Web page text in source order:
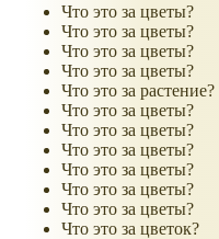
Что это за цветы?
Что это за цветы?
Что это за цветы?
Что это за цветы?
Что это за растение?
Что это за цветы?
Что это за цветы?
Что это за цветы?
Что это за цветы?
Что это за цветы?
Что это за цветы?
Что это за цветок?